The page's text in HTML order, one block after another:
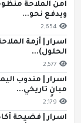
أمن الملاحة
ويدفع نحو...
2,654
اسرار | أزمة
الحلول)...
2,577
اسرار | مندوب
مبانٍ تاريخي...
2,179
اسرار | فضيحة